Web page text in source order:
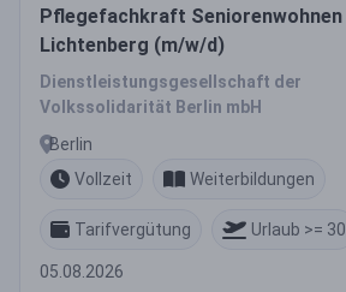
Pflegefachkraft Seniorenwohnen
Lichtenberg (m/w/d)
Dienstleistungsgesellschaft der
Volkssolidarität Berlin mbH
Berlin
Vollzeit
Weiterbildungen
Tarifvergütung Urlaub >= 30
05.08.2026